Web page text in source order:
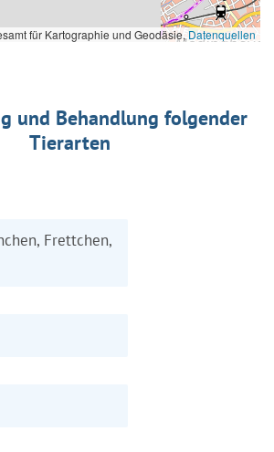
für Kartographie und Geodäsie, Datenquellen
und Behandlung folgender
Tierarten
Frettchen,